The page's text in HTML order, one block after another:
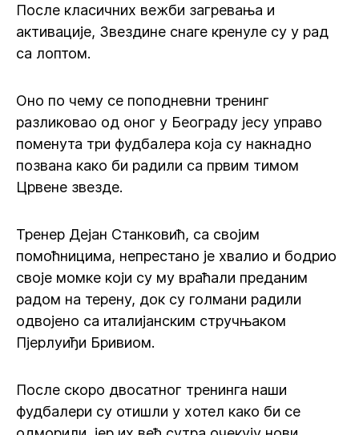
После класичних вежби загревања и
активације, Звездине снаге кренуле су у рад
са лоптом.
Оно по чему се поподневни тренинг
разликовао од оног у Београду јесу управо
поменута три фудбалера која су накнадно
позвана како би радили са првим тимом
Црвене звезде.
Тренер Дејан Станковић, са својим
помоћницима, непрестано је хвалио и бодрио
своје момке који су му враћали преданим
радом на терену, док су голмани радили
одвојено са италијанским стручњаком
Пјерлуиђи Бривиом.
После скоро двосатног тренинга наши
фудбалери су отишли у хотел како би се